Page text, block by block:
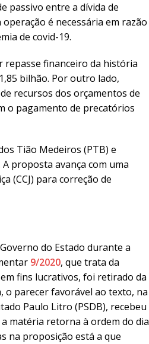
passivo entre a dívida de
é necessária em razão
de covid-19.
repasse financeiro da história
bilhão. Por outro lado,
recursos dos orçamentos de
o pagamento de precatórios
Tião Medeiros (PTB) e
proposta avança com uma
(CCJ) para correção de
do Estado durante a
9/2020, que trata da
fins lucrativos, foi retirado da
o parecer favorável ao texto, na
Paulo Litro (PSDB), recebeu
matéria retorna à ordem do dia
na proposição está a que